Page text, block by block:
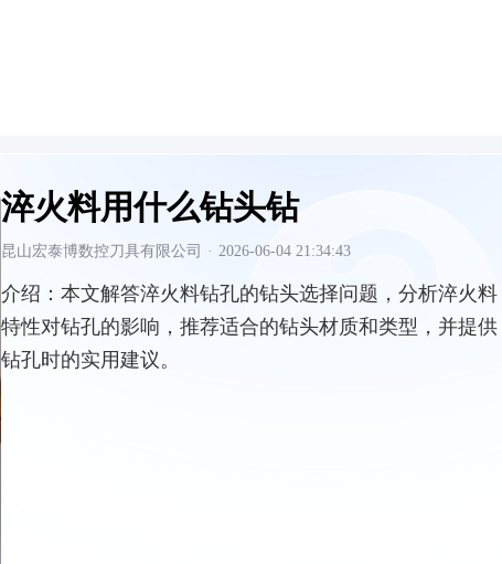
淬火料用什么钻头钻
昆山宏泰博数控刀具有限公司 · 2026-06-04 21:34:43
介绍： 本文解答淬火料钻孔的钻头选择问题，分析淬火料
特性对钻孔的影响，推荐适合的钻头材质和类型，并提供
钻孔时的实用建议。